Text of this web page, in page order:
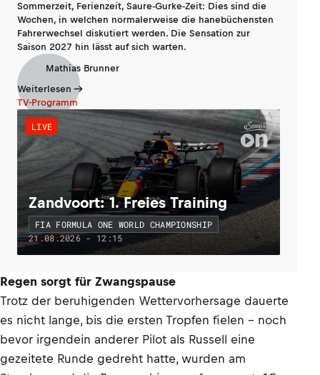
Sommerzeit, Ferienzeit, Saure-Gurke-Zeit: Dies sind die
Wochen, in welchen normalerweise die hanebüchensten
Fahrerwechsel diskutiert werden. Die Sensation zur
Saison 2027 hin lässt auf sich warten.
Mathias Brunner
Weiterlesen
TV-Programm
LIVE
Zandvoort: 1. Freies Training
FIA FORMULA ONE WORLD CHAMPIONSHIP
21.08.2026 - 12:15
Regen sorgt für Zwangspause
Trotz der beruhigenden Wettervorhersage dauerte
es nicht lange, bis die ersten Tropfen fielen – noch
bevor irgendein anderer Pilot als Russell eine
gezeitete Runde gedreht hatte, wurden am